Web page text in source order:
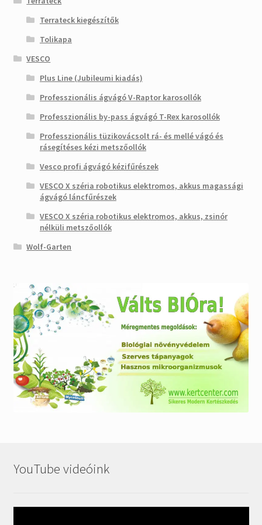
Terrateck kiegészítők
Tolikapa
VESCO
Plus Line (Jubileumi kiadás)
Professzionális ágvágó V-Raptor karosollók
Professzionális by-pass ágvágó T-Rex karosollók
Professzionális tüzikovácsolt rá- és mellé vágó és
rásegítéses kézi metszőollók
Vesco profi ágvágó kézifűrészek
VESCO X széria robotikus elektromos, akkus magassági
ágvágó láncfűrészek
VESCO X széria robotikus elektromos, akkus, zsinór
nélküli metszőollók
Wolf-Garten
YouTube videóink